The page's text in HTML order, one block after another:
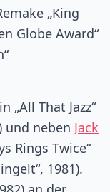
„King
Globe Award“
„All That Jazz“
und neben Jack
Rings Twice“
1981).